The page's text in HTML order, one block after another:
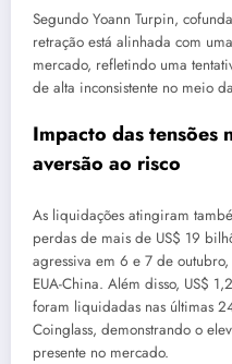
Segundo Yoann Turpin,
retração está alinhada com
mercado, refletindo uma
de alta inconsistente no meio
Impacto das tensões
aversão ao risco
As liquidações atingiram
perdas de mais de US$ 19
agressiva em 6 e 7 de
EUA-China. Além disso, US$
foram liquidadas nas últimas
Coinglass, demonstrando o
presente no mercado.